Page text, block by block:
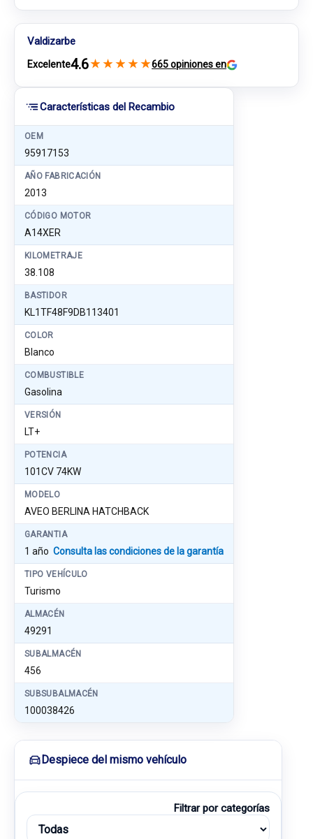
Características del Recambio
OEM
95917153
AÑO FABRICACIÓN
2013
CÓDIGO MOTOR
A14XER
KILOMETRAJE
38.108
BASTIDOR
KL1TF48F9DB113401
COLOR
Blanco
COMBUSTIBLE
Gasolina
VERSIÓN
LT+
POTENCIA
101CV 74KW
MODELO
AVEO BERLINA HATCHBACK
GARANTIA
1 año Consulta las condiciones de la garantía
TIPO VEHÍCULO
Turismo
ALMACÉN
49291
SUBALMACÉN
456
SUBSUBALMACÉN
100038426
Valdizarbe
Excelente4.6★ ★ ★ ★ ★665 opiniones en
Despiece del mismo vehículo
Filtrar por categorías